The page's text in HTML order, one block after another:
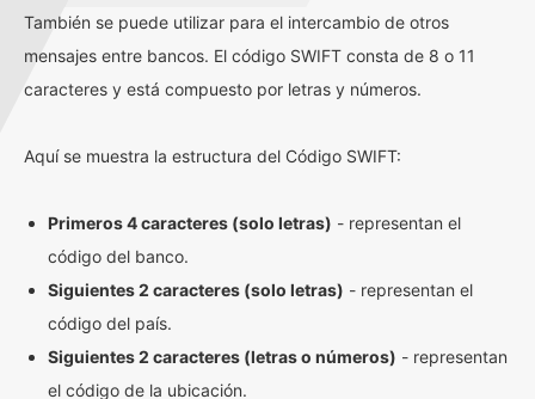
También se puede utilizar para el intercambio de otros
mensajes entre bancos. El código SWIFT consta de 8 o 11
caracteres y está compuesto por letras y números.
Aquí se muestra la estructura del Código SWIFT:
Primeros 4 caracteres (solo letras) - representan el
código del banco.
Siguientes 2 caracteres (solo letras) - representan el
código del país.
Siguientes 2 caracteres (letras o números) - representan
el código de la ubicación.